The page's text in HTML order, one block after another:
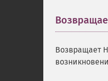
Возвращает